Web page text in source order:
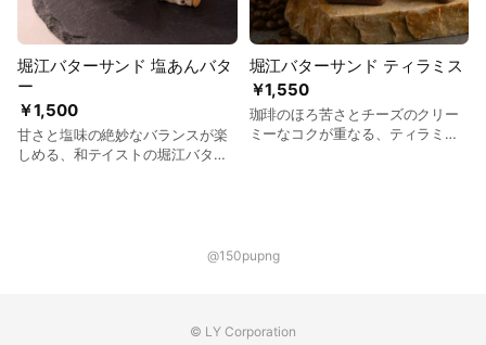
￥1,500
堀江バターサンド 塩あんバタ
ー
甘さと塩味の絶妙なバランスが楽
しめる、和テイストの堀江バター
￥1,550
堀江バターサンド ティラミス
珈琲のほろ苦さとチーズのクリー
ミーなコクが重なる、ティラミス
@150pupng
© LY Corporation